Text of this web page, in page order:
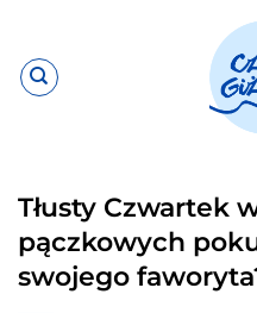
zawartości
Tłusty Czwartek
pączkowych
swojego